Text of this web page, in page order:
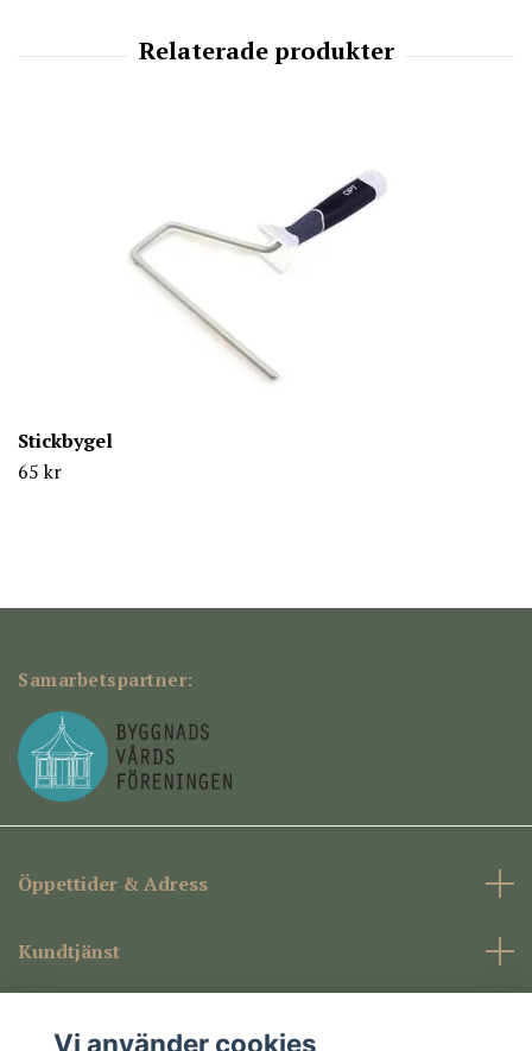
Stickbygel
65 kr
Samarbetspartner:
Öppettider & Adress
Kundtjänst
Vi använder cookies